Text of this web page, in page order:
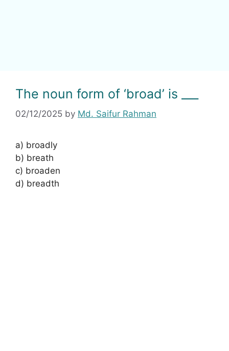
The noun form of ‘broad’ is ___
02/12/2025 by Md. Saifur Rahman
a) broadly
b) breath
c) broaden
d) breadth